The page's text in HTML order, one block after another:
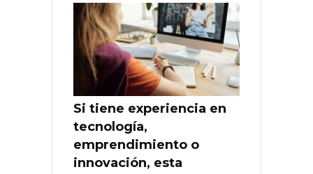
Si tiene experiencia en
tecnología,
emprendimiento o
innovación, esta